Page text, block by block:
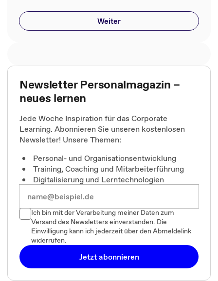
Weiter
Newsletter Personalmagazin –
neues lernen
Jede Woche Inspiration für das Corporate
Learning. Abonnieren Sie unseren kostenlosen
Newsletter! Unsere Themen:
Personal- und Organisationsentwicklung
Training, Coaching und Mitarbeiterführung
Digitalisierung und Lerntechnologien
Ich bin mit der Verarbeitung meiner Daten zum
Versand des Newsletters einverstanden. Die
Einwilligung kann ich jederzeit über den Abmeldelink
widerrufen.
Jetzt abonnieren